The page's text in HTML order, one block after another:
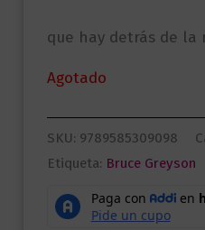
que hay detrás de la
Agotado
SKU: 9789585309098
Etiqueta: Bruce Greyson